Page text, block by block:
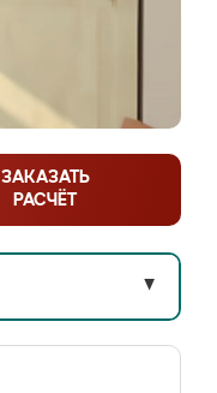
ЗАКАЗАТЬ
РАСЧЁТ
▼